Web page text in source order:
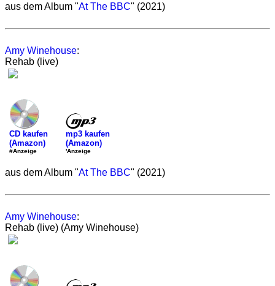
aus dem Album "At The BBC" (2021)
Amy Winehouse:
Rehab (live)
CD kaufen
(Amazon)
#Anzeige
mp3 kaufen
(Amazon)
'Anzeige
aus dem Album "At The BBC" (2021)
Amy Winehouse:
Rehab (live) (Amy Winehouse)